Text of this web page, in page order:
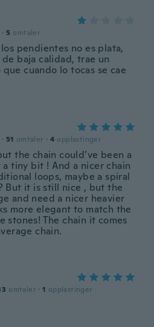
· 5 omtaler
pendientes no es plata,
baja calidad, trae un
cuando lo tocas se cae
· 51 omtaler · 4 opplastinger
the chain could’ve been a
tiny bit ! And a nicer chain
loops, maybe a spiral
But it is still nice , but the
and need a nicer heavier
more elegant to match the
stones! The chain it comes
chain.
omtaler · 1 opplastinger